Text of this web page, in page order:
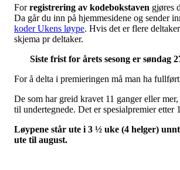
Forregistrering av kodebokstaven gjøres
Da går du inn på hjemmesidene og sender
koder Ukens løype. Hvis det er flere
skjema pr deltaker.
Siste frist for årets sesong er søndag
For å delta i premieringen må man ha
De som har greid kravet 11 ganger eller
til undertegnede. Det er spesialpremier etter
Løypene står ute i 3 ½ uke (4 helger)
ute til august.